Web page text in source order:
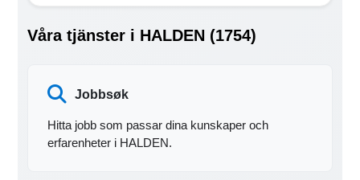
Våra tjänster i HALDEN (1754)
Jobbsøk
Hitta jobb som passar dina kunskaper och
erfarenheter i HALDEN.